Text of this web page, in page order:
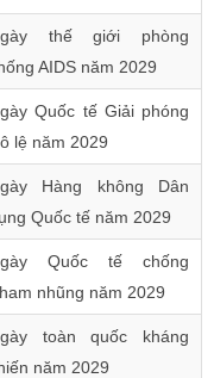
thế giới phòng
AIDS năm 2029
Quốc tế Giải phóng
lệ năm 2029
Hàng không Dân
Quốc tế năm 2029
Quốc tế chống
nhũng năm 2029
toàn quốc kháng
năm 2029